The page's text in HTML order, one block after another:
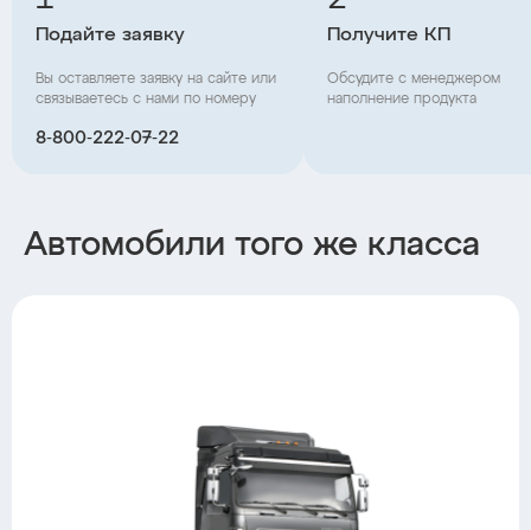
Подайте заявку
Вы оставляете заявку на сайте или
связываетесь с нами по номеру
8‑800‑222‑07‑22
Получите КП
Обсудите с менеджером
наполнение продукта
Автомобили того же класса